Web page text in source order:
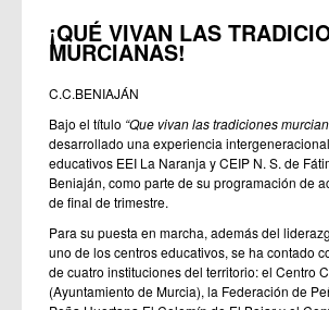
¡QUÉ VIVAN LAS
MURCIANAS!
C.C.BENIAJÁN
Bajo el título “Que vivan las tradiciones
desarrollado una experiencia
educativos EEI La Naranja y CEIP N. S. de
Beniaján, como parte de su programación de
de final de trimestre.
Para su puesta en marcha, además del
uno de los centros educativos, se ha contado
de cuatro instituciones del territorio: el Centro
(Ayuntamiento de Murcia), la Federación de